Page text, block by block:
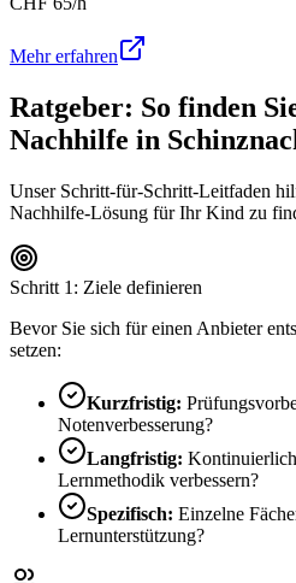
Mehr erfahren
Ratgeber: So finden
Nachhilfe in
Unser Schritt-für-Schritt-Leitfaden
Nachhilfe-Lösung für Ihr Kind zu
Schritt 1: Ziele definieren
Bevor Sie sich für einen Anbieter
setzen:
Kurzfristig:
Notenverbesserung?
Langfristig:
Lernmethodik verbessern?
Spezifisch: Einzelne
Lernunterstützung?